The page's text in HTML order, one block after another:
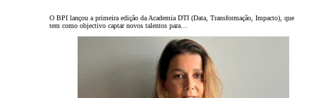
O BPI lançou a primeira edição da Academia DTI (Data, Transformação, Impacto), que
tem como objectivo captar novos talentos para…